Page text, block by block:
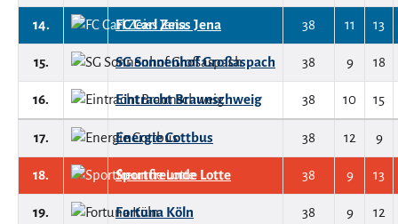
14. FC Carl Zeiss Jena 38 11 13
15. SG Sonnenhof Großaspach 38 9 18
16. Eintracht Braunschweig 38 10 15
17. Energie Cottbus 38 12 9
18. Sportfreunde Lotte 38 9 13
19. Fortuna Köln 38 9 12